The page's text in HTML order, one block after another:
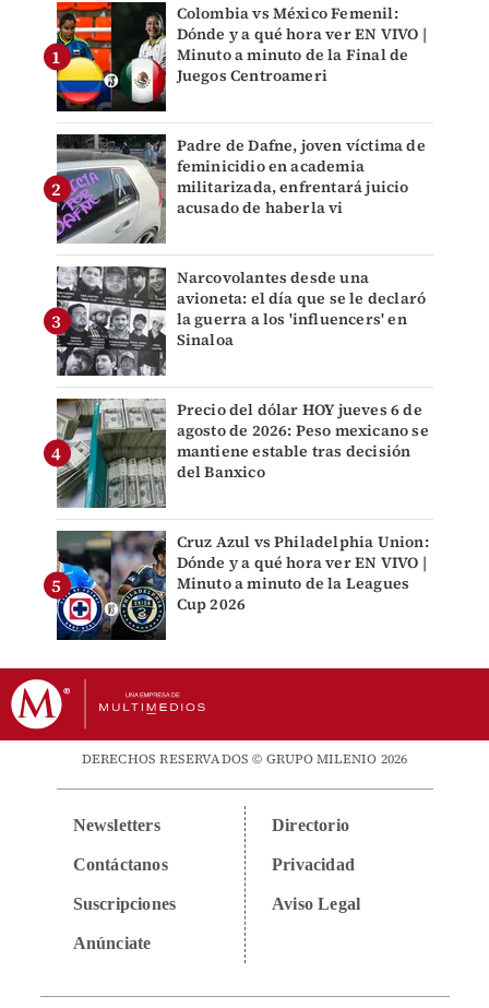
Colombia vs México Femenil:
Dónde y a qué hora ver EN VIVO |
Minuto a minuto de la Final de
Juegos Centroameri
Padre de Dafne, joven víctima de
feminicidio en academia
militarizada, enfrentará juicio
acusado de haberla vi
Narcovolantes desde una
avioneta: el día que se le declaró
la guerra a los 'influencers' en
Sinaloa
Precio del dólar HOY jueves 6 de
agosto de 2026: Peso mexicano se
mantiene estable tras decisión
del Banxico
Cruz Azul vs Philadelphia Union:
Dónde y a qué hora ver EN VIVO |
Minuto a minuto de la Leagues
Cup 2026
DERECHOS RESERVADOS © GRUPO MILENIO 2026
Newsletters
Contáctanos
Suscripciones
Anúnciate
Directorio
Privacidad
Aviso Legal